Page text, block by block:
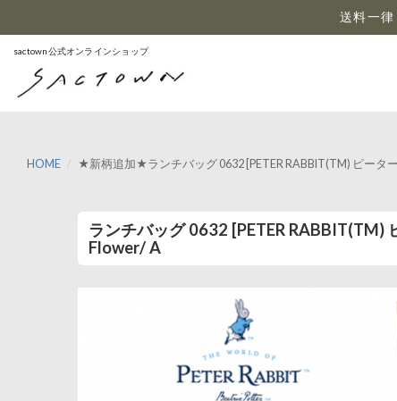
送料一
sactown公式オンラインショップ
HOME ★新柄追加★ランチバッグ 0632 [PETER RABBIT(TM) ピータ
ランチバッグ 0632 [PETER RABBIT(TM)
Flower/ A